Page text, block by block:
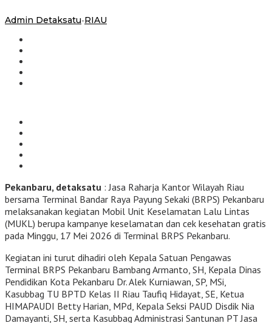
Admin Detaksatu-RIAU
Pekanbaru, detaksatu : Jasa Raharja Kantor Wilayah Riau
bersama Terminal Bandar Raya Payung Sekaki (BRPS) Pekanbaru
melaksanakan kegiatan Mobil Unit Keselamatan Lalu Lintas
(MUKL) berupa kampanye keselamatan dan cek kesehatan gratis
pada Minggu, 17 Mei 2026 di Terminal BRPS Pekanbaru.
Kegiatan ini turut dihadiri oleh Kepala Satuan Pengawas
Terminal BRPS Pekanbaru Bambang Armanto, SH, Kepala Dinas
Pendidikan Kota Pekanbaru Dr. Alek Kurniawan, SP, MSi,
Kasubbag TU BPTD Kelas II Riau Taufiq Hidayat, SE, Ketua
HIMAPAUDI Betty Harian, MPd, Kepala Seksi PAUD Disdik Nia
Damayanti, SH, serta Kasubbag Administrasi Santunan PT Jasa